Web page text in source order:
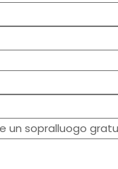
un sopralluogo